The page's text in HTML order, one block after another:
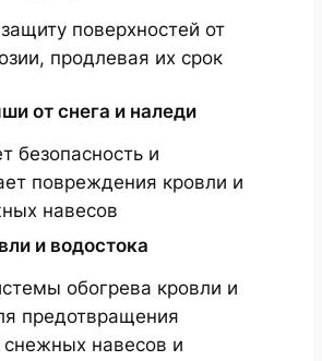
поверхностей от
продлевая их срок
от снега и наледи
безопасность и
повреждения кровли и
навесов
и водостока
обогрева кровли и
предотвращения
снежных навесов и